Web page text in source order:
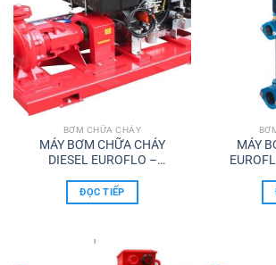
BƠM CHỮA CHÁY
MÁY BƠM CHỮA CHÁY
DIESEL EUROFLO –
ĐỌC TIẾP
MÁY